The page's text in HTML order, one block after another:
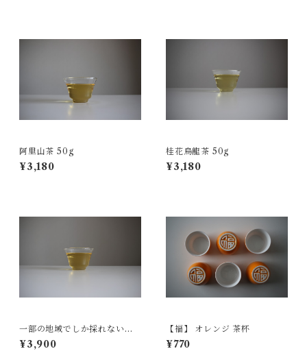
阿里山茶 50g
¥3,180
桂花烏龍茶 50g
¥3,180
一部の地域でしか採れない文
山茶の茶枝 150g
¥3,900
【福】 オレンジ 茶杯
¥770